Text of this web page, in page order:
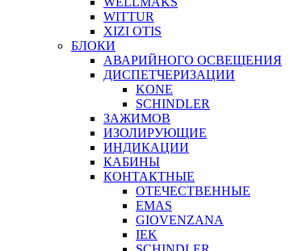
WITTUR
XIZI OTIS
БЛОКИ
АВАРИЙНОГО ОСВЕЩЕНИЯ
ДИСПЕТЧЕРИЗАЦИИ
KONE
SCHINDLER
ЗАЖИМОВ
ИЗОЛИРУЮЩИЕ
ИНДИКАЦИИ
КАБИНЫ
КОНТАКТНЫЕ
ОТЕЧЕСТВЕННЫЕ
EMAS
GIOVENZANA
IEK